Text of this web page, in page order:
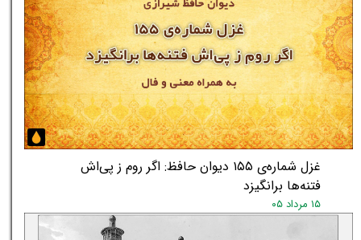
غزل شماره‌ی ۱۵۵ دیوان حافظ: اگر روم ز پی‌اش
فتنه‌ها برانگیزد
۱۵ مرداد ۰۵